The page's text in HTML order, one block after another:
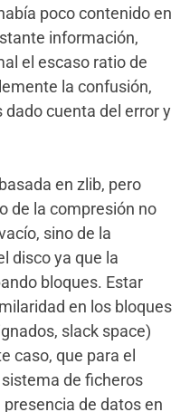
poco contenido en
información,
el escaso ratio de
la confusión,
cuenta del error y
en zlib, pero
de la compresión no
sino de la
disco ya que la
bloques. Estar
en los bloques
slack space)
caso, que para el
de ficheros
de datos en